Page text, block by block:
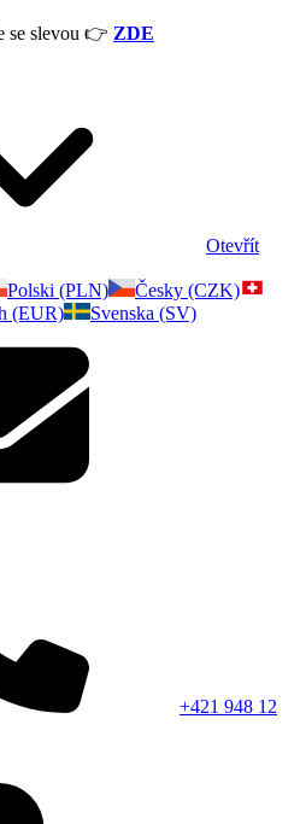
se slevou 👉 ZDE
Otevřít
Polski (PLN)
Česky (CZK)
(EUR) Svenska (SV)
+421 948 12